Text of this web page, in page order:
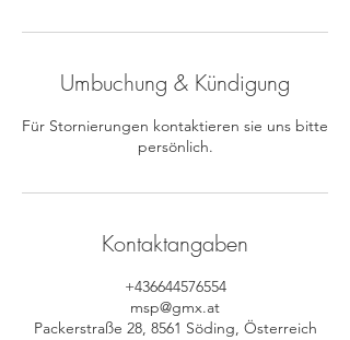
Umbuchung & Kündigung
Für Stornierungen kontaktieren sie uns bitte
persönlich.
Kontaktangaben
+436644576554
msp@gmx.at
Packerstraße 28, 8561 Söding, Österreich